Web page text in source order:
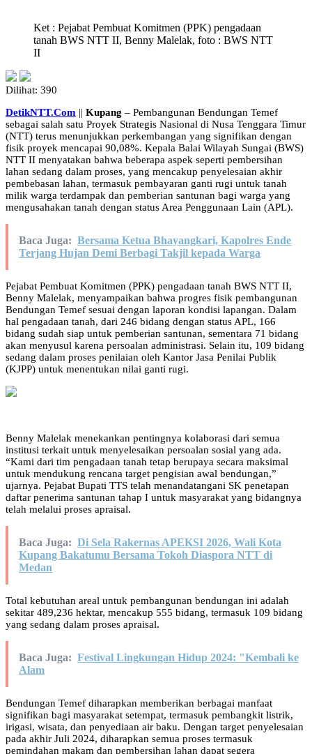
Ket : Pejabat Pembuat Komitmen (PPK) pengadaan
tanah BWS NTT II, Benny Malelak, foto : BWS NTT
II
Dilihat: 390
DetikNTT.Com || Kupang – Pembangunan Bendungan Temef
sebagai salah satu Proyek Strategis Nasional di Nusa Tenggara Timur
(NTT) terus menunjukkan perkembangan yang signifikan dengan
fisik proyek mencapai 90,08%. Kepala Balai Wilayah Sungai (BWS)
NTT II menyatakan bahwa beberapa aspek seperti pembersihan
lahan sedang dalam proses, yang mencakup penyelesaian akhir
pembebasan lahan, termasuk pembayaran ganti rugi untuk tanah
milik warga terdampak dan pemberian santunan bagi warga yang
mengusahakan tanah dengan status Area Penggunaan Lain (APL).
Baca Juga: Bersama Ketua Bhayangkari, Kapolres Ende
Terjang Hujan Demi Berbagi Takjil kepada Warga
Pejabat Pembuat Komitmen (PPK) pengadaan tanah BWS NTT II,
Benny Malelak, menyampaikan bahwa progres fisik pembangunan
Bendungan Temef sesuai dengan laporan kondisi lapangan. Dalam
hal pengadaan tanah, dari 246 bidang dengan status APL, 166
bidang sudah siap untuk pemberian santunan, sementara 71 bidang
akan menyusul karena persoalan administrasi. Selain itu, 109 bidang
sedang dalam proses penilaian oleh Kantor Jasa Penilai Publik
(KJPP) untuk menentukan nilai ganti rugi.
Benny Malelak menekankan pentingnya kolaborasi dari semua
institusi terkait untuk menyelesaikan persoalan sosial yang ada.
“Kami dari tim pengadaan tanah tetap berupaya secara maksimal
untuk mendukung rencana target pengisian awal bendungan,”
ujarnya. Pejabat Bupati TTS telah menandatangani SK penetapan
daftar penerima santunan tahap I untuk masyarakat yang bidangnya
telah melalui proses apraisal.
Baca Juga: Di Sela Rakernas APEKSI 2026, Wali Kota
Kupang Bakatumu Bersama Tokoh Diaspora NTT di
Medan
Total kebutuhan areal untuk pembangunan bendungan ini adalah
sekitar 489,236 hektar, mencakup 555 bidang, termasuk 109 bidang
yang sedang dalam proses apraisal.
Baca Juga: Festival Lingkungan Hidup 2024: "Kembali ke
Alam
Bendungan Temef diharapkan memberikan berbagai manfaat
signifikan bagi masyarakat setempat, termasuk pembangkit listrik,
irigasi, wisata, dan penyediaan air baku. Dengan target penyelesaian
pada akhir Juli 2024, diharapkan semua proses termasuk
pemindahan makam dan pembersihan lahan dapat segera